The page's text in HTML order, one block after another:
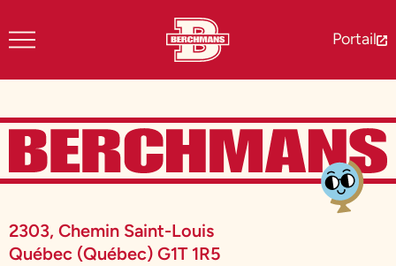
Portail
2303, Chemin Saint-Louis
Québec (Québec) G1T 1R5